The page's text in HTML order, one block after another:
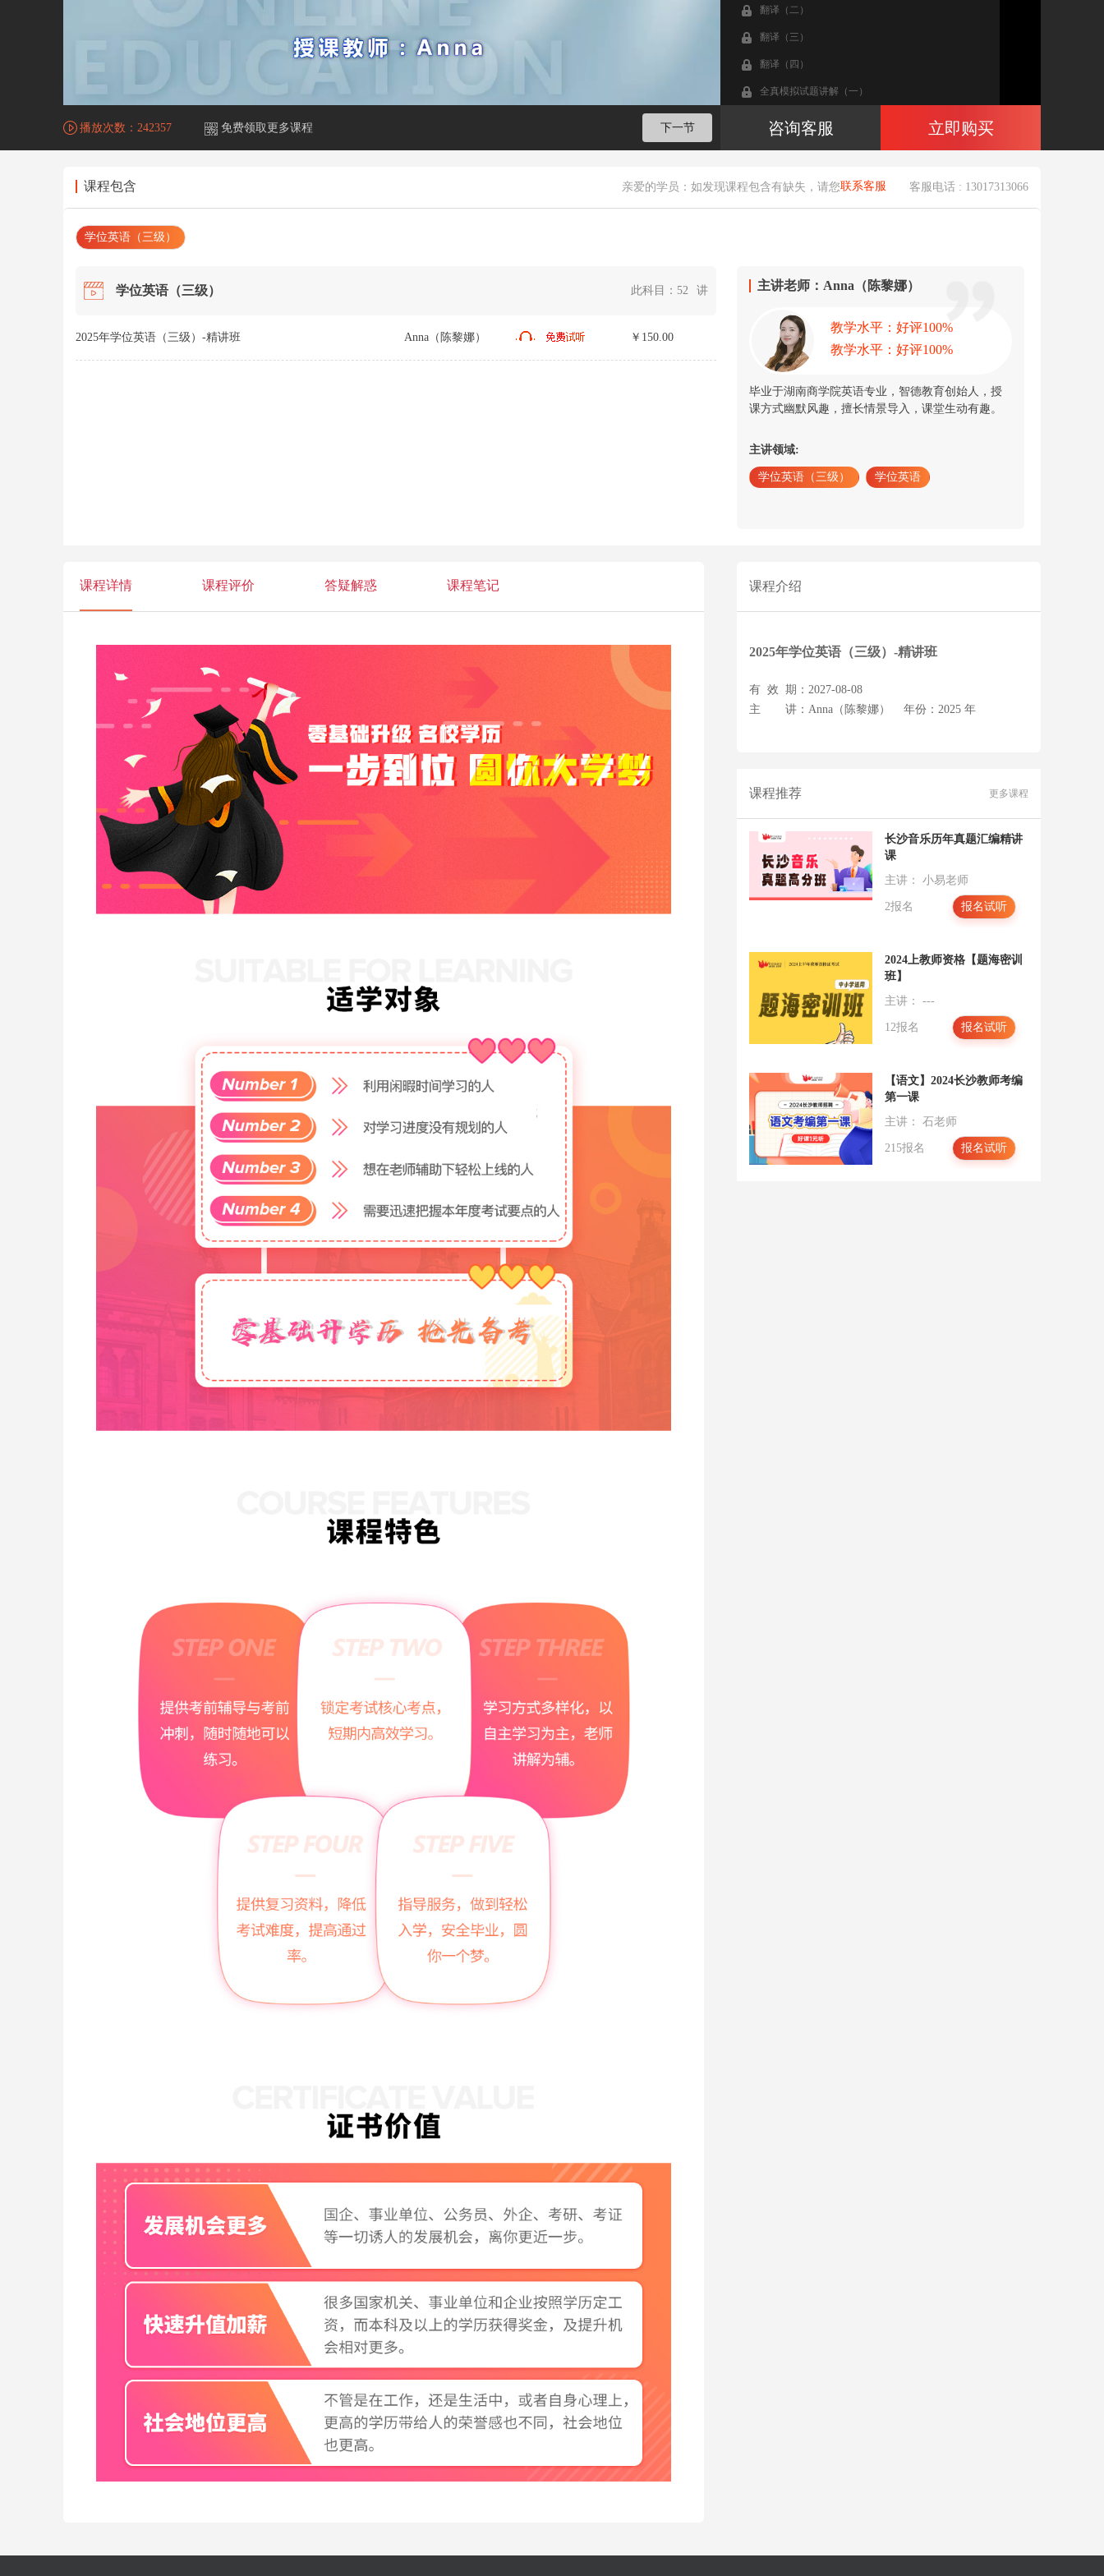
翻译（二）
翻译（三）
翻译（四）
全真模拟试题讲解（一）
全真模拟试题讲解（二）
全真模拟试题讲解（八）
全真模拟试题讲解（十）
全真模拟试题讲解（十一）
全真模拟试题讲解（十二）
全真模拟试题讲解（十三）
全真模拟试题讲解（十四）
完成对话（一）
写作（二）
语法（三）
语法（四）
语法（五）
语法（八）
语法（九）
语法（十一）
语法（十二）
语法（十四）
阅读理解（二）
阅读理解（五）
阅读理解（六）
阅读理解（七）
播放次数： 242357 免费领取更多课程 下一节 咨询客服 立即购买
课程包含 亲爱的学员：如发现课程包含有缺失，请您联系客服 客服电话 : 13017313066
学位英语（三级）
学位英语（三级） 此科目： 52 讲
2025年学位英语（三级）-精讲班 Anna（陈黎娜） ￥150.00
主讲老师：Anna（陈黎娜）
教学水平：好评100%
教学水平：好评100%
毕业于湖南商学院英语专业，智德教育创始人，授
课方式幽默风趣，擅长情景导入，课堂生动有趣。
主讲领域:
学位英语（三级） 学位英语
课程详情 课程评价 答疑解惑 课程笔记 课程介绍
2025年学位英语（三级）-精讲班
有 效 期：2027-08-08
主 讲：Anna（陈黎娜） 年份：2025 年
课程推荐 更多课程
长沙音乐历年真题汇编精讲
课
主讲： 小易老师
2报名 报名试听
2024上教师资格【题海密训
班】
主讲： ---
12报名 报名试听
【语文】2024长沙教师考编
第一课
主讲： 石老师
215报名 报名试听